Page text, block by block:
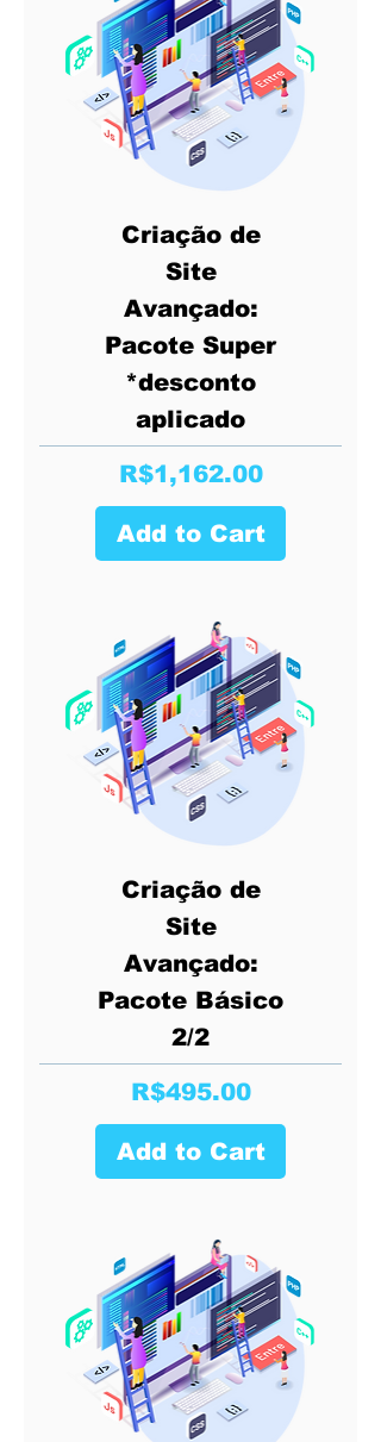
Criação de
Site
Avançado:
Pacote Super
*desconto
aplicado
Price
R$1,162.00
Add to Cart
Criação de
Site
Avançado:
Pacote Básico
2/2
Price
R$495.00
Add to Cart